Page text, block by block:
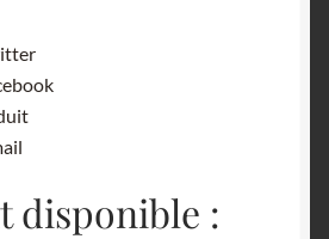
disponible :